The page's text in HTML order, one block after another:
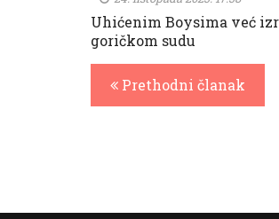
Uhićenim Boysima već
goričkom sudu
Prethodni članak